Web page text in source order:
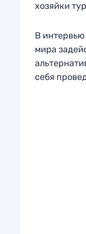
хозяйки
В
мира
себя